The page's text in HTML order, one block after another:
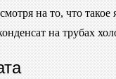
на то, что
на трубах